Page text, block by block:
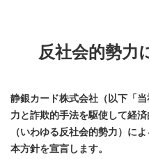
反社会的勢力
静銀カード株式会社（以下「
力と詐欺的手法を駆使して経
（いわゆる反社会的勢力）に
本方針を宣言します。